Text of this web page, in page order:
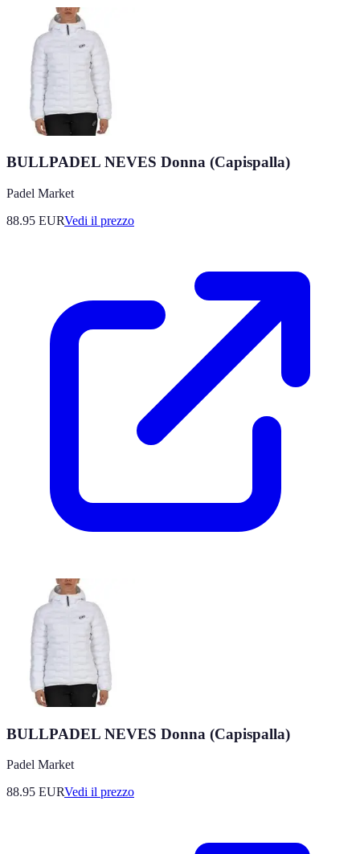
BULLPADEL NEVES Donna (Capispalla)
Padel Market
88.95 EURVedi il prezzo
BULLPADEL NEVES Donna (Capispalla)
Padel Market
88.95 EURVedi il prezzo